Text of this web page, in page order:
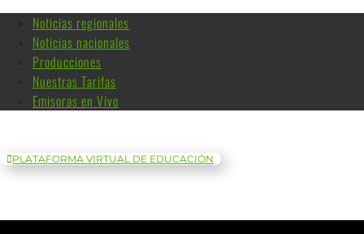
Noticias regionales
Noticias nacionales
Producciones
Nuestras Tarifas
Emisoras en Vivo
PLATAFORMA VIRTUAL DE EDUCACIÓN